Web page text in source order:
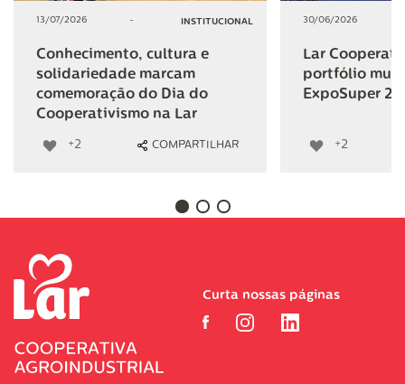
13/07/2026 - INSTITUCIONAL
Conhecimento, cultura e
solidariedade marcam
comemoração do Dia do
Cooperativismo na Lar
+2 COMPARTILHAR
30/06/2026
Lar
portfólio
ExpoSuper
+2
Curta nossas páginas